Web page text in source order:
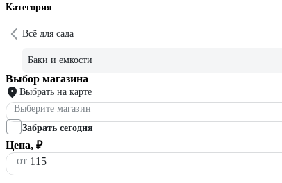
Категория
Всё для сада
Баки и емкости
Выбор магазина
Выбрать на карте
Выберите магазин
Забрать сегодня
Цена, ₽
от